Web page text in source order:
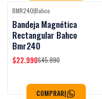
-50%OFF
BMR240|Bahco
Bandeja Magnética
Rectangular Bahco
Bmr240
$22.990$45.990
COMPRAR|